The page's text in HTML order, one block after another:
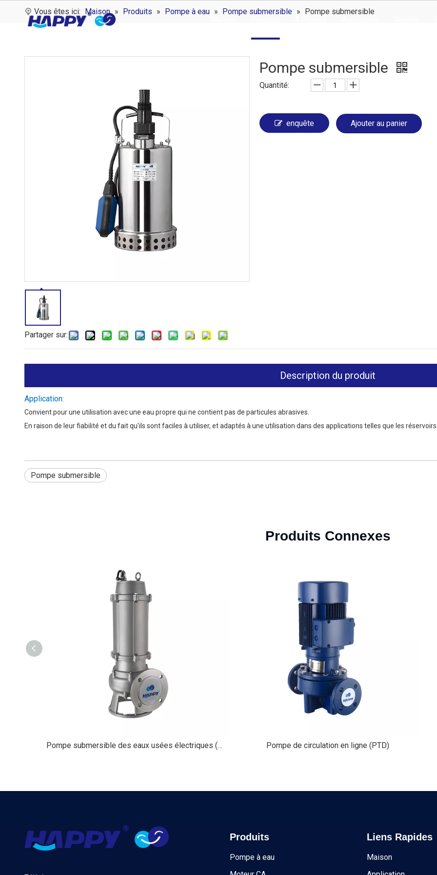
Vous êtes ici: Maison » Produits » Pompe à eau » Pompe submersible » Pompe submersible
Partager sur:
Pompe submersible
Quantité:
enquête Ajouter au panier
Description du produit
Application:
Convient pour une utilisation avec une eau propre qui ne contient pas de particules abrasives.
En raison de leur fiabilité et du fait qu'ils sont faciles à utiliser, et adaptés à une utilisation dans des applications telles que les
Pompe submersible
Produits Connexes
Pompe submersible des eaux usées électriques (wq (d) -s) Pompe de circulation en ligne (PTD)
Produits
Pompe à eau
Liens Rapides
Maison